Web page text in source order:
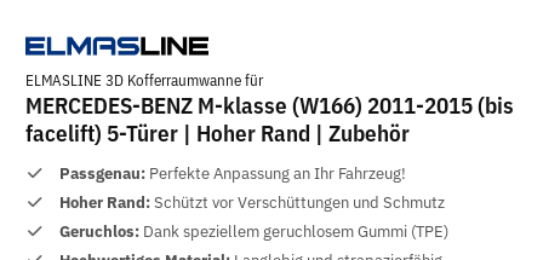
ELMASLINE 3D Kofferraumwanne für
MERCEDES-BENZ M-klasse (W166) 2011-2015 (bis
facelift) 5-Türer | Hoher Rand | Zubehör
Passgenau: Perfekte Anpassung an Ihr Fahrzeug!
Hoher Rand:Schützt vor Verschüttungen und Schmutz
Geruchlos: Dank speziellem geruchlosem Gummi (TPE)